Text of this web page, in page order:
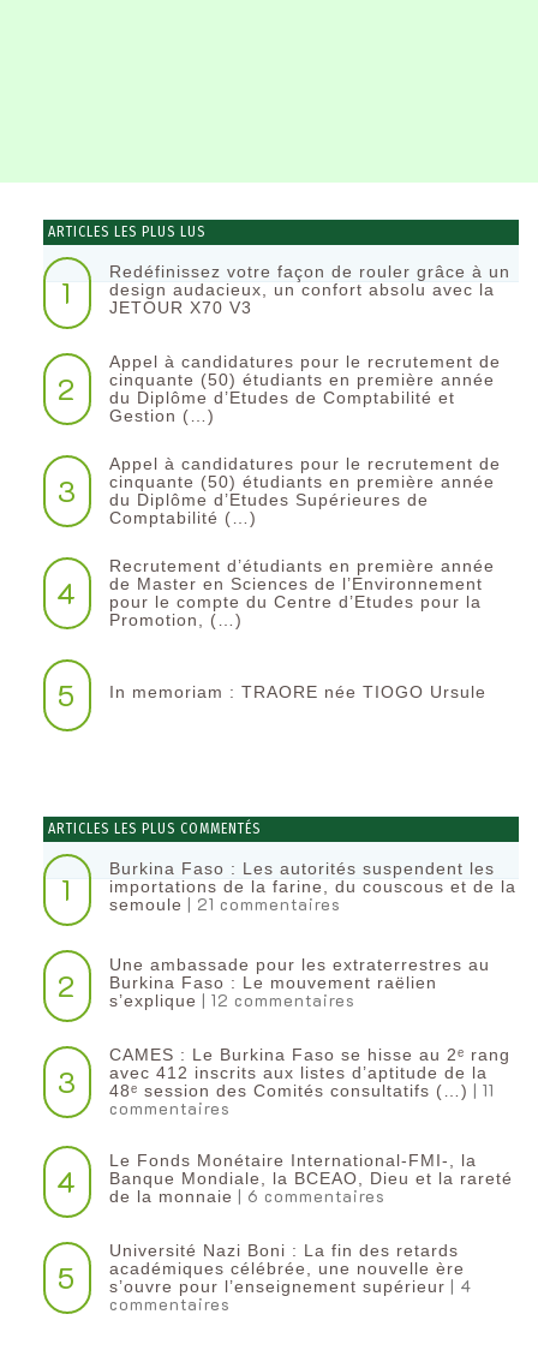
ARTICLES LES PLUS LUS
1
Redéfinissez votre façon de rouler grâce à un
design audacieux, un confort absolu avec la
JETOUR X70 V3
2
Appel à candidatures pour le recrutement de
cinquante (50) étudiants en première année
du Diplôme d’Etudes de Comptabilité et
Gestion (…)
3
Appel à candidatures pour le recrutement de
cinquante (50) étudiants en première année
du Diplôme d’Etudes Supérieures de
Comptabilité (…)
4
Recrutement d’étudiants en première année
de Master en Sciences de l’Environnement
pour le compte du Centre d’Etudes pour la
Promotion, (…)
5 In memoriam : TRAORE née TIOGO Ursule
ARTICLES LES PLUS COMMENTÉS
1
Burkina Faso : Les autorités suspendent les
importations de la farine, du couscous et de la
semoule | 21 commentaires
2
Une ambassade pour les extraterrestres au
Burkina Faso : Le mouvement raëlien
s’explique | 12 commentaires
3
CAMES : Le Burkina Faso se hisse au 2ᵉ rang
avec 412 inscrits aux listes d’aptitude de la
48ᵉ session des Comités consultatifs (…) | 11
commentaires
4
Le Fonds Monétaire International-FMI-, la
Banque Mondiale, la BCEAO, Dieu et la rareté
de la monnaie | 6 commentaires
5
Université Nazi Boni : La fin des retards
académiques célébrée, une nouvelle ère
s’ouvre pour l’enseignement supérieur | 4
commentaires